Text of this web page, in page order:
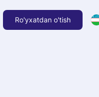
Ro'yxatdan o'tish